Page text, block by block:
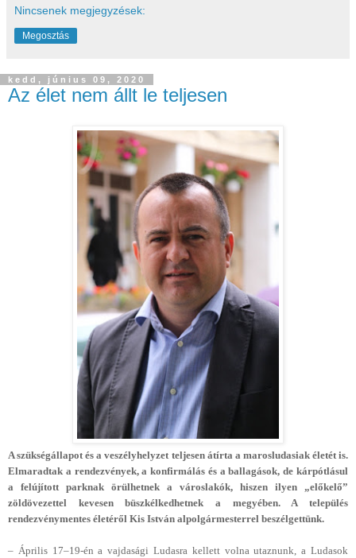
Nincsenek megjegyzések:
Megosztás
kedd, június 09, 2020
Az élet nem állt le teljesen
A szükségállapot és a veszélyhelyzet teljesen átírta a marosludasiak életét is.
Elmaradtak a rendezvények, a konfirmálás és a ballagások, de kárpótlásul
a felújított parknak örülhetnek a városlakók, hiszen ilyen „előkelő”
zöldövezettel kevesen büszkélkedhetnek a megyében. A település
rendezvénymentes életéről Kis István alpolgármesterrel beszélgettünk.
– Április 17–19-én a vajdasági Ludasra kellett volna utaznunk, a Ludasok